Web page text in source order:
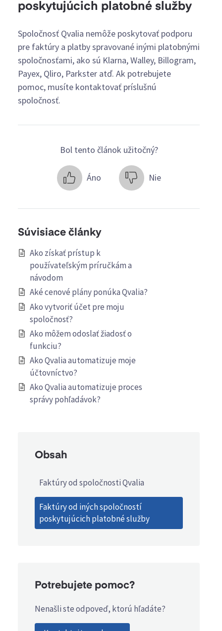
poskytujúcich platobné služby
Spoločnosť Qvalia nemôže poskytovať podporu
pre faktúry a platby spravované inými platobnými
spoločnosťami, ako sú Klarna, Walley, Billogram,
Payex, Qliro, Parkster atď. Ak potrebujete
pomoc, musíte kontaktovať príslušnú
spoločnosť.
Bol tento článok užitočný?
Áno Nie
Súvisiace články
Ako získať prístup k
používateľským príručkám a
návodom
Aké cenové plány ponúka Qvalia?
Ako vytvoriť účet pre moju
spoločnosť?
Ako môžem odoslať žiadosť o
funkciu?
Ako Qvalia automatizuje moje
účtovníctvo?
Ako Qvalia automatizuje proces
správy pohľadávok?
Obsah
Faktúry od spoločnosti Qvalia
Faktúry od iných spoločností
poskytujúcich platobné služby
Potrebujete pomoc?
Nenašli ste odpoveď, ktorú hľadáte?